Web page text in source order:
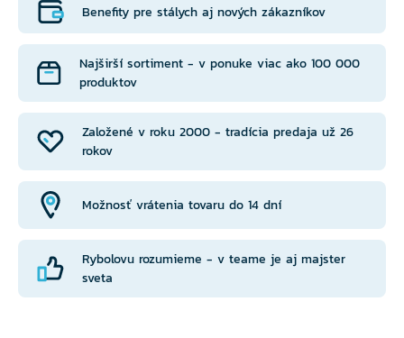
Založené v roku 2000 - tradícia predaja už 26
rokov
Benefity pre stálych aj nových zákazníkov
Možnosť vrátenia tovaru do 14 dní
Najširší sortiment - v ponuke viac ako 100 000
produktov
Rybolovu rozumieme - v teame je aj majster
sveta